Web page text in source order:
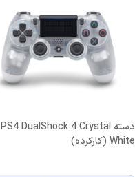
دسته PS4 DualShock 4 Crystal
White (کارکرده)